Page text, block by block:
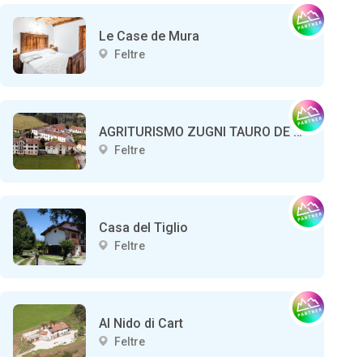
Le Case de Mura
Feltre
AGRITURISMO ZUGNI TAURO DE MEZZAN
Feltre
Casa del Tiglio
Feltre
Al Nido di Cart
Feltre